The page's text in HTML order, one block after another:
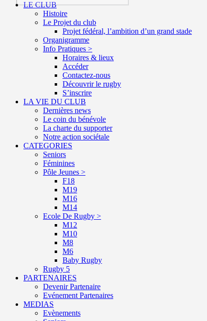
LE CLUB
Histoire
Le Projet du club
Projet fédéral, l’ambition d’un grand stade
Organigramme
Info Pratiques >
Horaires & lieux
Accéder
Contactez-nous
Découvrir le rugby
S’inscrire
LA VIE DU CLUB
Dernières news
Le coin du bénévole
La charte du supporter
Notre action sociétale
CATEGORIES
Seniors
Féminines
Pôle Jeunes >
F18
M19
M16
M14
Ecole De Rugby >
M12
M10
M8
M6
Baby Rugby
Rugby 5
PARTENAIRES
Devenir Partenaire
Evénement Partenaires
MEDIAS
Evènements